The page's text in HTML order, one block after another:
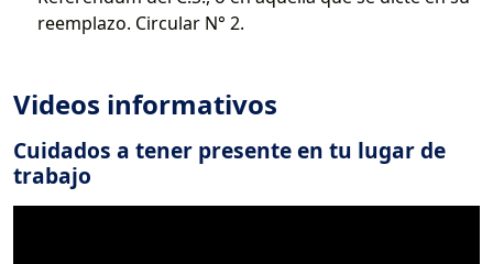
reemplazo. Circular N° 2.
Videos informativos
Cuidados a tener presente en tu lugar de
trabajo